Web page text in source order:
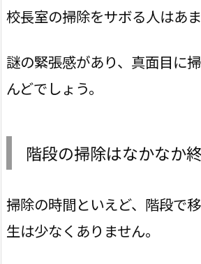
校長室の掃除をサボる人はあま
謎の緊張感があり、真面目に
んどでしょう。
階段の掃除はなかなか
掃除の時間といえど、階段で
生は少なくありません。